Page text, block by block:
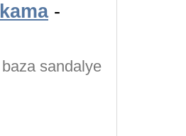
-
sandalye